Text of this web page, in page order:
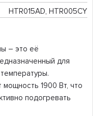
– это её
для
1900 Вт, что
подогревать
HTR015AD, HTR005CY